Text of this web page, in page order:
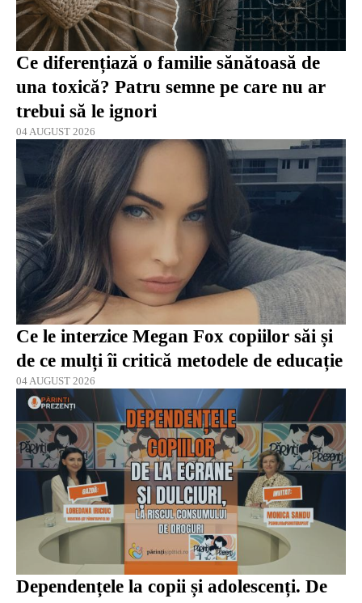
Ce diferențiază o familie sănătoasă de
una toxică? Patru semne pe care nu ar
trebui să le ignori
04 AUGUST 2026
Ce le interzice Megan Fox copiilor săi și
de ce mulți îi critică metodele de educație
04 AUGUST 2026
Dependențele la copii și adolescenți. De